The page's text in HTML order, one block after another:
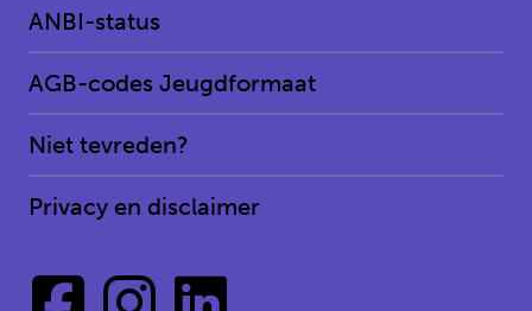
ANBI-status
AGB-codes Jeugdformaat
Niet tevreden?
Privacy en disclaimer